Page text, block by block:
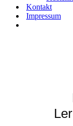
Kontakt
Impressum